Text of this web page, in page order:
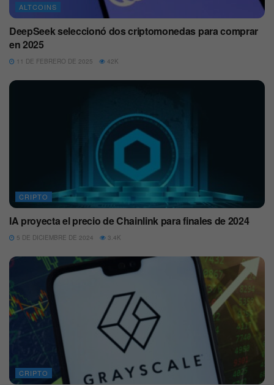
ALTCOINS
DeepSeek seleccionó dos criptomonedas para comprar
en 2025
11 DE FEBRERO DE 2025 42K
CRIPTO
IA proyecta el precio de Chainlink para finales de 2024
5 DE DICIEMBRE DE 2024 3.4K
CRIPTO